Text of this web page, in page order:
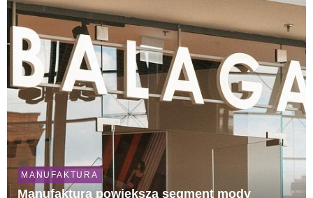
MANUFAKTURA
Manufaktura powiększa segment mody